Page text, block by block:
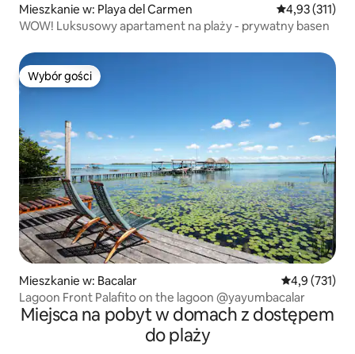
Mieszkanie w: Playa del Carmen Średnia
4,93 (311)
WOW! Luksusowy apartament na plaży - prywatny basen
Wybór gości
Wybór gości
Mieszkanie w: Bacalar Średnia
4,9 (731)
Lagoon Front Palafito on the lagoon @yayumbacalar
Miejsca na pobyt w domach z dostępem
do plaży